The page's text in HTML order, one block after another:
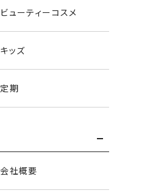
ビューティーコスメ
キッズ
定期
会社概要